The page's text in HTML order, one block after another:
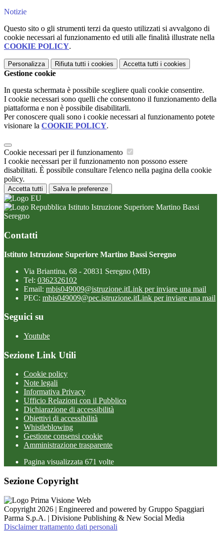
Notizie
Questo sito o gli strumenti terzi da questo utilizzati si avvalgono di
cookie necessari al funzionamento ed utili alle finalità illustrate nella
COOKIE POLICY.
Personalizza Rifiuta tutti i cookies Accetta tutti i cookies
Gestione cookie
In questa schermata è possibile scegliere quali cookie consentire.
I cookie necessari sono quelli che consentono il funzionamento della
piattaforma e non è possibile disabilitarli.
Per conoscere quali sono i cookie necessari al funzionamento potete
visionare la COOKIE POLICY.
Cookie necessari per il funzionamento
I cookie necessari per il funzionamento non possono essere
disabilitati. È possibile consultare l'elenco nella pagina della cookie
policy.
Accetta tutti Salva le preferenze
Istituto Istruzione Superiore Martino Bassi
Seregno
Contatti
Istituto Istruzione Superiore Martino Bassi Seregno
Via Briantina, 68 - 20831 Seregno (MB)
Tel: 0362326102
Email: mbis049009@istruzione.itLink per inviare una mail
PEC: mbis049009@pec.istruzione.itLink per inviare una mail
Seguici su
Youtube
Sezione Link Utili
Cookie policy
Note legali
Informativa Privacy
Ufficio Relazioni con il Pubblico
Dichiarazione di accessibilità
Obiettivi di accessibilità
Whistleblowing
Gestione consensi cookie
Amministrazione trasparente
Pagina visualizzata 671 volte
Sezione Copyright
Copyright 2026 | Engineered and powered by Gruppo Spaggiari
Parma S.p.A. | Divisione Publishing & New Social Media
Disclaimer trattamento dati personali